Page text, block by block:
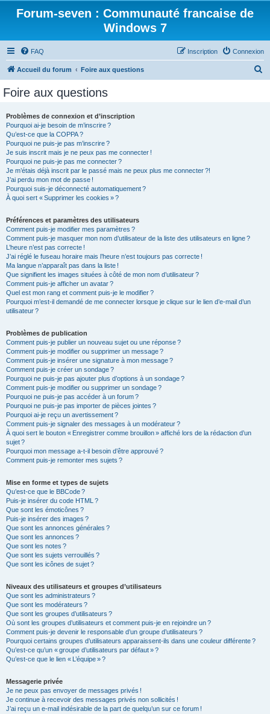
Forum-seven : Communauté francaise de
Windows 7
FAQ Connexion
Inscription
Accueil du forum Foire aux questions
Foire aux questions
Problèmes de connexion et d’inscription
Pourquoi ai-je besoin de m’inscrire ?
Qu’est-ce que la COPPA ?
Pourquoi ne puis-je pas m’inscrire ?
Je suis inscrit mais je ne peux pas me connecter !
Pourquoi ne puis-je pas me connecter ?
Je m’étais déjà inscrit par le passé mais ne peux plus me connecter ?!
J’ai perdu mon mot de passe !
Pourquoi suis-je déconnecté automatiquement ?
À quoi sert « Supprimer les cookies » ?
Préférences et paramètres des utilisateurs
Comment puis-je modifier mes paramètres ?
Comment puis-je masquer mon nom d’utilisateur de la liste des utilisateurs en ligne ?
L’heure n’est pas correcte !
J’ai réglé le fuseau horaire mais l’heure n’est toujours pas correcte !
Ma langue n’apparaît pas dans la liste !
Que signifient les images situées à côté de mon nom d’utilisateur ?
Comment puis-je afficher un avatar ?
Quel est mon rang et comment puis-je le modifier ?
Pourquoi m’est-il demandé de me connecter lorsque je clique sur le lien d’e-mail d’un
utilisateur ?
Problèmes de publication
Comment puis-je publier un nouveau sujet ou une réponse ?
Comment puis-je modifier ou supprimer un message ?
Comment puis-je insérer une signature à mon message ?
Comment puis-je créer un sondage ?
Pourquoi ne puis-je pas ajouter plus d’options à un sondage ?
Comment puis-je modifier ou supprimer un sondage ?
Pourquoi ne puis-je pas accéder à un forum ?
Pourquoi ne puis-je pas importer de pièces jointes ?
Pourquoi ai-je reçu un avertissement ?
Comment puis-je signaler des messages à un modérateur ?
À quoi sert le bouton « Enregistrer comme brouillon » affiché lors de la rédaction d’un
sujet ?
Pourquoi mon message a-t-il besoin d’être approuvé ?
Comment puis-je remonter mes sujets ?
Mise en forme et types de sujets
Qu’est-ce que le BBCode ?
Puis-je insérer du code HTML ?
Que sont les émoticônes ?
Puis-je insérer des images ?
Que sont les annonces générales ?
Que sont les annonces ?
Que sont les notes ?
Que sont les sujets verrouillés ?
Que sont les icônes de sujet ?
Niveaux des utilisateurs et groupes d’utilisateurs
Que sont les administrateurs ?
Que sont les modérateurs ?
Que sont les groupes d’utilisateurs ?
Où sont les groupes d’utilisateurs et comment puis-je en rejoindre un ?
Comment puis-je devenir le responsable d’un groupe d’utilisateurs ?
Pourquoi certains groupes d’utilisateurs apparaissent-ils dans une couleur différente ?
Qu’est-ce qu’un « groupe d’utilisateurs par défaut » ?
Qu’est-ce que le lien « L’équipe » ?
Messagerie privée
Je ne peux pas envoyer de messages privés !
Je continue à recevoir des messages privés non sollicités !
J’ai reçu un e-mail indésirable de la part de quelqu’un sur ce forum !